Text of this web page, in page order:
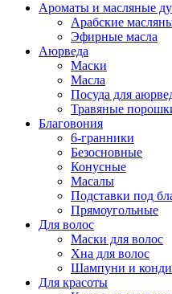
Ароматы и масляные
Арабские
Эфирные масла
Аюрведа
Маски
Масла
Посуда для
Травяные
Благовония
6-гранники
Безосновные
Конусные
Масалы
Подставки под
Прямоугольные
Для волос
Маски для волос
Хна для волос
Шампуни и
Для красоты